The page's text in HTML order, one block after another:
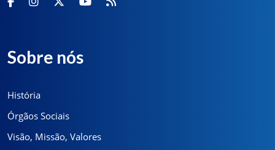
Sobre nós
História
Órgãos Sociais
Visão, Missão, Valores